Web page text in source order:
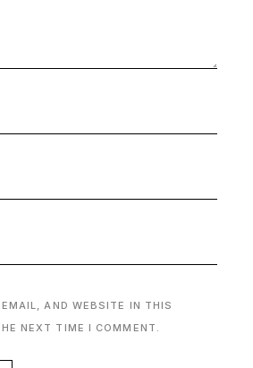
AND WEBSITE IN THIS
NEXT TIME I COMMENT.